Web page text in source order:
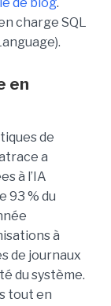
de blog.
charge SQL
en
de
a
à l’IA
93 % du
à
de journaux
du système.
tout en